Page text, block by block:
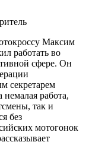
Максим
работать во
сфере. Он
секретарем
работа,
так и
без
мотогонок